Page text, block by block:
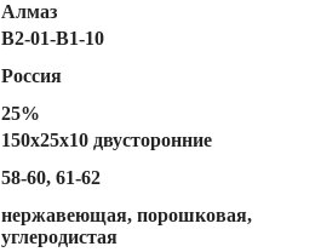
Алмаз
B2-01-B1-10
Россия
25%
150х25х10 двусторонние
58-60, 61-62
нержавеющая, порошковая,
углеродистая